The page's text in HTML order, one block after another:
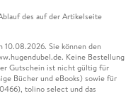
des auf der Artikelseite
10.08.2026. Sie können den
Keine Bestellung
Gutschein ist nicht gültig für
Bücher und eBooks) sowie für
tolino select und das